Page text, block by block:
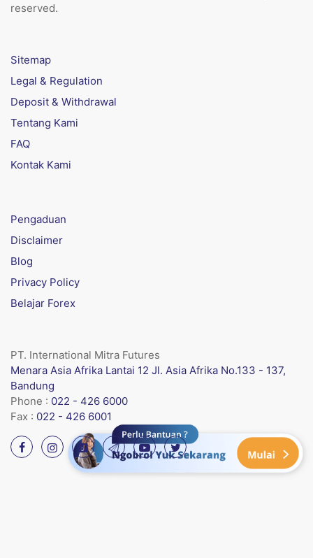
reserved.
Sitemap
Legal & Regulation
Deposit & Withdrawal
Tentang Kami
FAQ
Kontak Kami
Pengaduan
Disclaimer
Blog
Privacy Policy
Belajar Forex
PT. International Mitra Futures
Menara Asia Afrika Lantai 12 Jl. Asia Afrika No.133 - 137,
Bandung
Phone : 022 - 426 6000
Fax : 022 - 426 6001